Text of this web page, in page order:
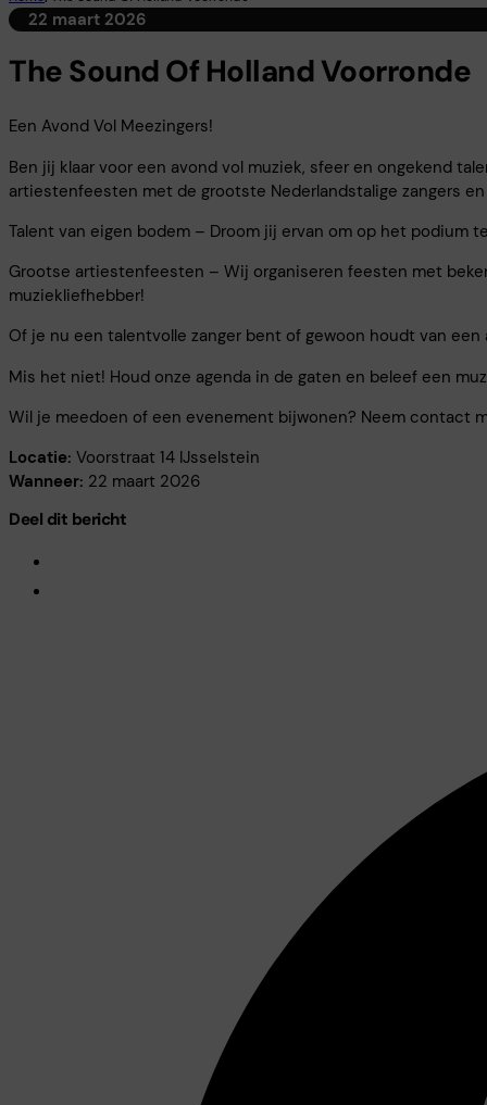
22 maart 2026
The Sound Of Holland Voorronde
Een Avond Vol Meezingers!
Ben jij klaar voor een avond vol muziek, sfeer en ongekend
artiestenfeesten met de grootste Nederlandstalige zangers en
Talent van eigen bodem – Droom jij ervan om op het
Grootse artiestenfeesten – Wij organiseren feesten met
muziekliefhebber!
Of je nu een talentvolle zanger bent of gewoon houdt van
Mis het niet! Houd onze agenda in de gaten en beleef een
Wil je meedoen of een evenement bijwonen? Neem contact
Locatie: Voorstraat 14 IJsselstein
Wanneer: 22 maart 2026
Deel dit bericht